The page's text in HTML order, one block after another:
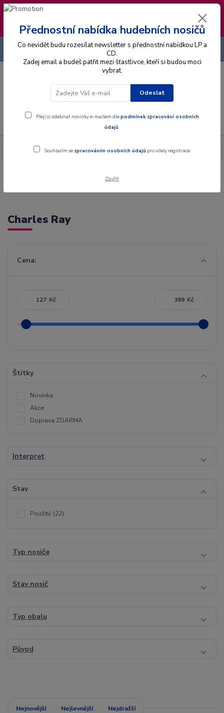
❣️ Od 4.8. do 13.8. čerpám dovolenou. Datum
expedice objednávek se posouvá na pátek
14.8.2026 🐋
Menu
CZK
+420 725 736 293
Interpret CH Charles Ray
Charles Ray
Cena:
Kč Kč
Štítky
Novinka
Akce
Doprava ZDARMA
Interpret
Stav
Použitý (22)
Typ nosiče
Stav nosič
Typ obalu
Původ
Nejnovější Nejlevnější Nejdražší
Přednostní nabídka hudebních nosičů
Co nevidět budu rozesílat newsletter s přednostní nabídkou LP a
CD.
Zadej email a budeš patřit mezi šťastlivce, kteří si budou moci
vybrat.
Odeslat
Přeji si odebírat novinky e-mailem dlepodmínek zpracování osobních
údajů.
Souhlasím se zpracováním osobních údajů pro účely registrace.
Zavřít